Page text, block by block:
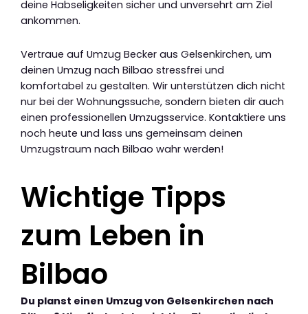
deine Habseligkeiten sicher und unversehrt am Ziel
ankommen.
Vertraue auf Umzug Becker aus Gelsenkirchen, um
deinen Umzug nach Bilbao stressfrei und
komfortabel zu gestalten. Wir unterstützen dich nicht
nur bei der Wohnungssuche, sondern bieten dir auch
einen professionellen Umzugsservice. Kontaktiere uns
noch heute und lass uns gemeinsam deinen
Umzugstraum nach Bilbao wahr werden!
Wichtige Tipps
zum Leben in
Bilbao
Du planst einen Umzug von Gelsenkirchen nach